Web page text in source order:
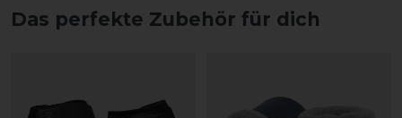
Das perfekte Zubehör für dich